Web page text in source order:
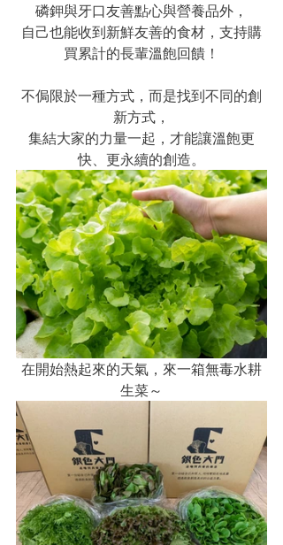
磷鉀與牙口友善點心與營養品外，
自己也能收到新鮮友善的食材，支持購
買累計的長輩溫飽回饋！
不侷限於一種方式，而是找到不同的創
新方式，
集結大家的力量一起，才能讓溫飽更
快、更永續的創造。
在開始熱起來的天氣，來一箱無毒水耕
生菜～